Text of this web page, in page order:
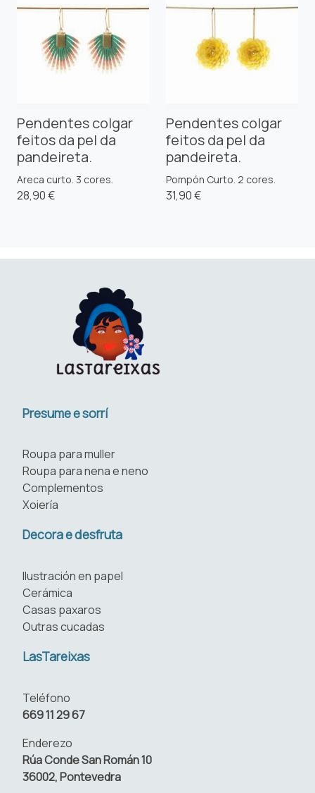
Pendentes colgar
feitos da pel da
pandeireta.
Areca curto. 3 cores.
28,90 €
Pendentes colgar
feitos da pel da
pandeireta.
Pompón Curto. 2 cores.
31,90 €
Presume e sorrí
Roupa para muller
Roupa para nena e neno
Complementos
Xoiería
Decora e desfruta
Ilustración en papel
Cerámica
Casas paxaros
Outras cucadas
LasTareixas
Teléfono
669 11 29 67
Enderezo
Rúa Conde San Román 10
36002, Pontevedra